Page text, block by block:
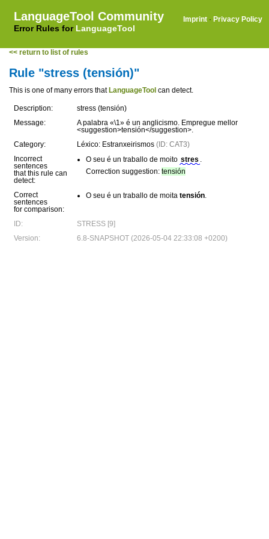
LanguageTool Community
Error Rules for LanguageTool
Imprint · Privacy Policy
<< return to list of rules
Rule "stress (tensión)"
This is one of many errors that LanguageTool can detect.
Description:
stress (tensión)
Message:
A palabra «\1» é un anglicismo. Empregue mellor
<suggestion>tensión</suggestion>.
Category:
Léxico: Estranxeirismos (ID: CAT3)
Incorrect
sentences
that this rule can
detect:
O seu é un traballo de moito stres .
Correction suggestion: tensión
Correct
sentences
for comparison:
O seu é un traballo de moita tensión.
ID:
STRESS [9]
Version:
6.8-SNAPSHOT (2026-05-04 22:33:08 +0200)